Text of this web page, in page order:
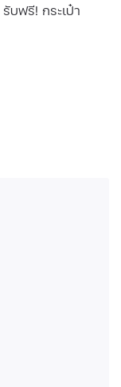
รับฟรี! กระเป๋า